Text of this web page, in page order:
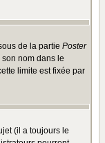
de la partie Poster
nom dans le
limite est fixée par
(il a toujours le